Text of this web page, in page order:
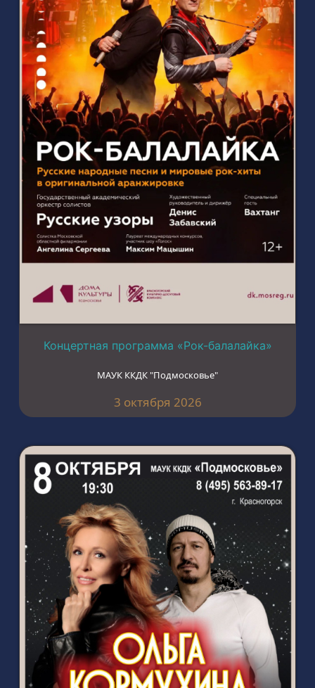
Концертная программа «Рок-балалайка»
МАУК ККДК "Подмосковье"
3 октября 2026